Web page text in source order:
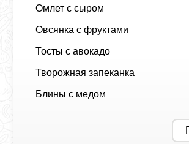
Омлет с сыром
Овсянка с фруктами
Тосты с авокадо
Творожная запеканка
Блины с медом